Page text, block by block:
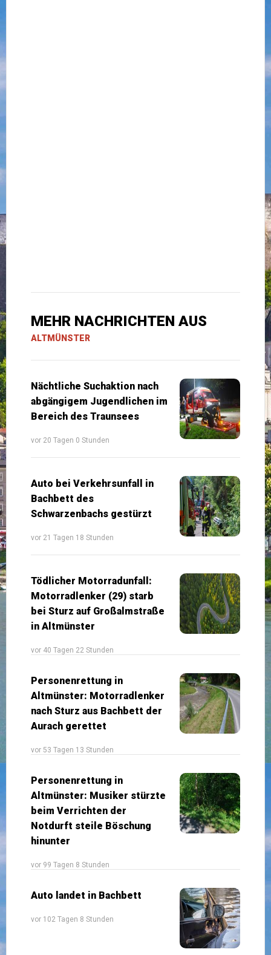
MEHR NACHRICHTEN AUS
ALTMÜNSTER
Nächtliche Suchaktion nach
abgängigem Jugendlichen im
Bereich des Traunsees
vor 20 Tagen 0 Stunden
Auto bei Verkehrsunfall in
Bachbett des
Schwarzenbachs gestürzt
vor 21 Tagen 18 Stunden
Tödlicher Motorradunfall:
Motorradlenker (29) starb
bei Sturz auf Großalmstraße
in Altmünster
vor 40 Tagen 22 Stunden
Personenrettung in
Altmünster: Motorradlenker
nach Sturz aus Bachbett der
Aurach gerettet
vor 53 Tagen 13 Stunden
Personenrettung in
Altmünster: Musiker stürzte
beim Verrichten der
Notdurft steile Böschung
hinunter
vor 99 Tagen 8 Stunden
Auto landet in Bachbett
vor 102 Tagen 8 Stunden